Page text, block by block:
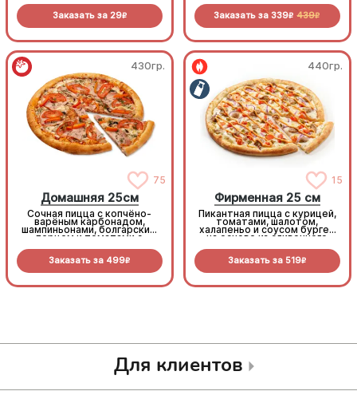
Заказать за 29R
попробовать!
Заказать за 339R 439R
430гр.
75
Домашняя 25см
Сочная пицца с копчёно-
варёным карбонадом,
шампиньонами, болгарским
перцем и томатами с
Заказать за 499R
440гр.
15
Фирменная 25 см
Пикантная пицца с курицей,
томатами, шалотом,
халапеньо и соусом бургер
на основе из сливочного
Заказать за 519R
Для клиентов